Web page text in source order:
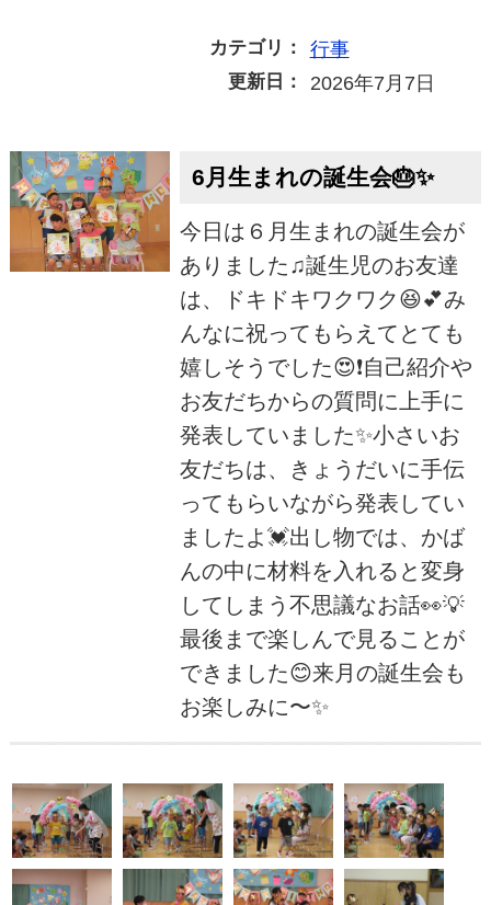
カテゴリ： 行事
更新日： 2026年7月7日
6月生まれの誕生会🎂✨
今日は６月生まれの誕生会が
ありました♫誕生児のお友達
は、ドキドキワクワク😆💕み
んなに祝ってもらえてとても
嬉しそうでした😍❗自己紹介や
お友だちからの質問に上手に
発表していました✨小さいお
友だちは、きょうだいに手伝
ってもらいながら発表してい
ましたよ💓出し物では、かば
んの中に材料を入れると変身
してしまう不思議なお話👀💡
最後まで楽しんで見ることが
できました😊来月の誕生会も
お楽しみに〜✨